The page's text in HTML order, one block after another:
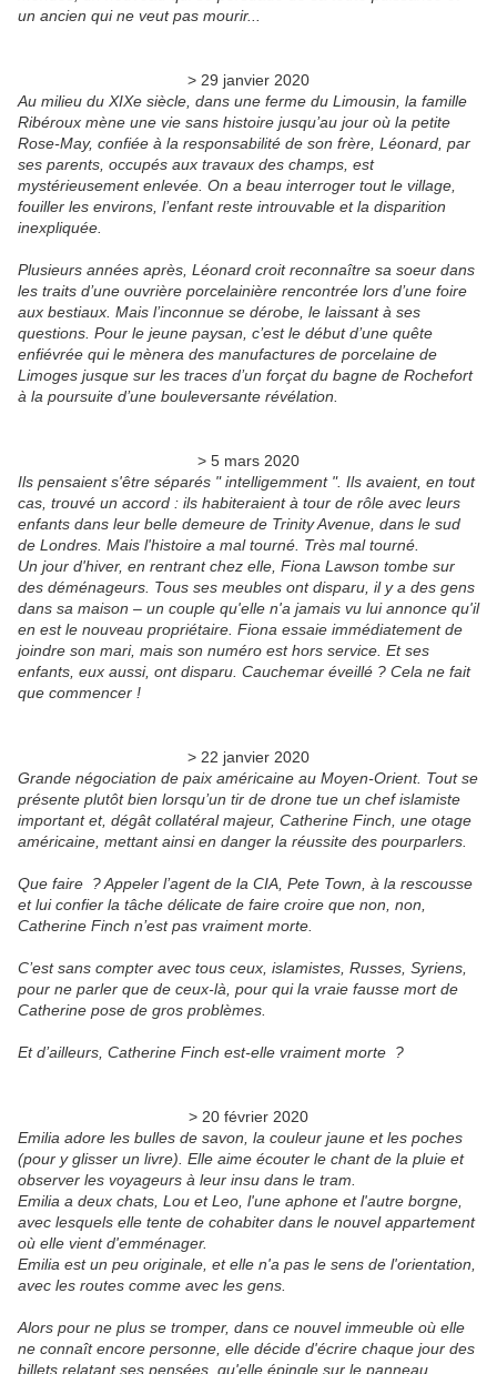
un ancien qui ne veut pas mourir...
> 29 janvier 2020
Au milieu du XIXe siècle, dans une ferme du Limousin, la famille
Ribéroux mène une vie sans histoire jusqu’au jour où la petite
Rose-May, confiée à la responsabilité de son frère, Léonard, par
ses parents, occupés aux travaux des champs, est
mystérieusement enlevée. On a beau interroger tout le village,
fouiller les environs, l’enfant reste introuvable et la disparition
inexpliquée.
Plusieurs années après, Léonard croit reconnaître sa soeur dans
les traits d’une ouvrière porcelainière rencontrée lors d’une foire
aux bestiaux. Mais l’inconnue se dérobe, le laissant à ses
questions. Pour le jeune paysan, c’est le début d’une quête
enfiévrée qui le mènera des manufactures de porcelaine de
Limoges jusque sur les traces d’un forçat du bagne de Rochefort
à la poursuite d’une bouleversante révélation.
> 5 mars 2020
Ils pensaient s'être séparés " intelligemment ". Ils avaient, en tout
cas, trouvé un accord : ils habiteraient à tour de rôle avec leurs
enfants dans leur belle demeure de Trinity Avenue, dans le sud
de Londres. Mais l'histoire a mal tourné. Très mal tourné.
Un jour d'hiver, en rentrant chez elle, Fiona Lawson tombe sur
des déménageurs. Tous ses meubles ont disparu, il y a des gens
dans sa maison – un couple qu'elle n'a jamais vu lui annonce qu'il
en est le nouveau propriétaire. Fiona essaie immédiatement de
joindre son mari, mais son numéro est hors service. Et ses
enfants, eux aussi, ont disparu. Cauchemar éveillé ? Cela ne fait
que commencer !
> 22 janvier 2020
Grande négociation de paix américaine au Moyen-Orient. Tout se
présente plutôt bien lorsqu’un tir de drone tue un chef islamiste
important et, dégât collatéral majeur, Catherine Finch, une otage
américaine, mettant ainsi en danger la réussite des pourparlers.
Que faire ? Appeler l’agent de la CIA, Pete Town, à la rescousse
et lui confier la tâche délicate de faire croire que non, non,
Catherine Finch n’est pas vraiment morte.
C’est sans compter avec tous ceux, islamistes, Russes, Syriens,
pour ne parler que de ceux-là, pour qui la vraie fausse mort de
Catherine pose de gros problèmes.
Et d’ailleurs, Catherine Finch est-elle vraiment morte ?
> 20 février 2020
Emilia adore les bulles de savon, la couleur jaune et les poches
(pour y glisser un livre). Elle aime écouter le chant de la pluie et
observer les voyageurs à leur insu dans le tram.
Emilia a deux chats, Lou et Leo, l'une aphone et l'autre borgne,
avec lesquels elle tente de cohabiter dans le nouvel appartement
où elle vient d'emménager.
Emilia est un peu originale, et elle n'a pas le sens de l'orientation,
avec les routes comme avec les gens.
Alors pour ne plus se tromper, dans ce nouvel immeuble où elle
ne connaît encore personne, elle décide d'écrire chaque jour des
billets relatant ses pensées, qu'elle épingle sur le panneau